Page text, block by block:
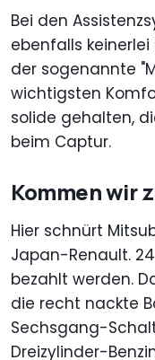
Bei den
ebenfalls keinerlei
der sogenannte
wichtigsten
solide gehalten,
beim Captur.
Kommen wir
Hier schnürt
Japan-Renault.
bezahlt werden.
die recht nackte
Sechsgang-
Dreizylinder-